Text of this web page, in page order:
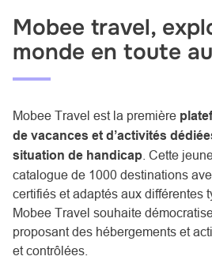
Mobee travel,
monde en toute
Mobee Travel est la première
de vacances et d’activités
situation de handicap . Cette
catalogue de 1000 destinations
certifiés et adaptés aux différentes
Mobee Travel souhaite
proposant des hébergements et
et contrôlées.